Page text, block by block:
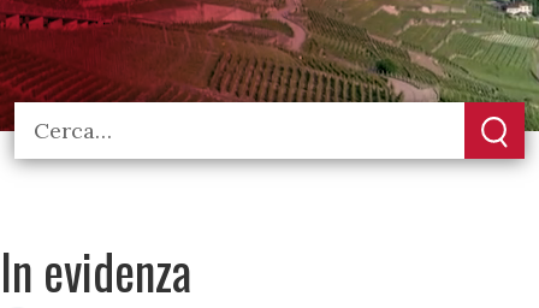
In evidenza